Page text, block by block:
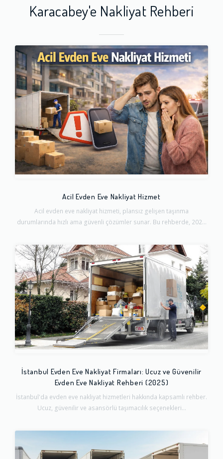
Karacabey'e Nakliyat Rehberi
Acil Evden Eve Nakliyat Hizmet
Acil evden eve nakliyat hizmeti, plansız gelişen taşınma
durumlarında hızlı ama güvenli çözümler sunar. Bu rehberde, 202...
İstanbul Evden Eve Nakliyat Firmaları: Ucuz ve Güvenilir
Evden Eve Nakliyat Rehberi (2025)
İstanbul'da evden eve nakliyat hizmetleri hakkında kapsamlı rehber.
Ucuz, güvenilir ve asansörlü taşımacılık seçenekleri...